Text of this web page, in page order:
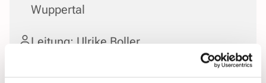
Wuppertal
Leitung: Ulrike Boller